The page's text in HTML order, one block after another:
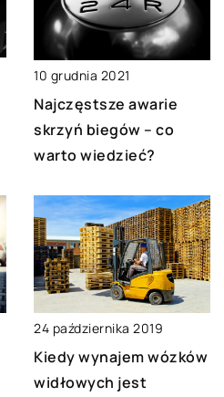
10 grudnia 2021
Najczęstsze awarie
skrzyń biegów – co
warto wiedzieć?
24 października 2019
Kiedy wynajem wózków
widłowych jest